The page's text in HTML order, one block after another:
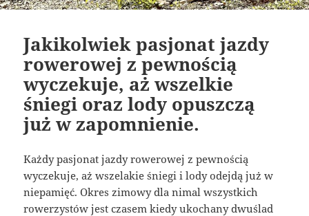
Jakikolwiek pasjonat jazdy
rowerowej z pewnością
wyczekuje, aż wszelkie
śniegi oraz lody opuszczą
już w zapomnienie.
Każdy pasjonat jazdy rowerowej z pewnością
wyczekuje, aż wszelakie śniegi i lody odejdą już w
niepamięć. Okres zimowy dla nimal wszystkich
rowerzystów jest czasem kiedy ukochany dwuślad